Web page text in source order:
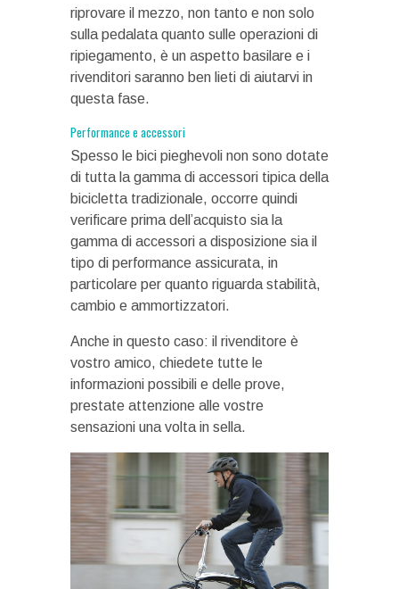
riprovare il mezzo, non tanto e non solo
sulla pedalata quanto sulle operazioni di
ripiegamento, è un aspetto basilare e i
rivenditori saranno ben lieti di aiutarvi in
questa fase.
Performance e accessori
Spesso le bici pieghevoli non sono dotate
di tutta la gamma di accessori tipica della
bicicletta tradizionale, occorre quindi
verificare prima dell’acquisto sia la
gamma di accessori a disposizione sia il
tipo di performance assicurata, in
particolare per quanto riguarda stabilità,
cambio e ammortizzatori.
Anche in questo caso: il rivenditore è
vostro amico, chiedete tutte le
informazioni possibili e delle prove,
prestate attenzione alle vostre
sensazioni una volta in sella.